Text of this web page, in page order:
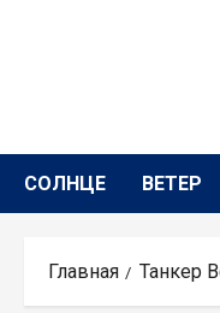
СОЛНЦЕ ВЕТЕР
Главная Танкер